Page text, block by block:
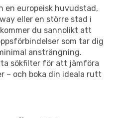
en europeisk huvudstad,
eller en större stad i
du sannolikt att
som tar dig
ansträngning.
sökfilter för att jämföra
– och boka din ideala rutt